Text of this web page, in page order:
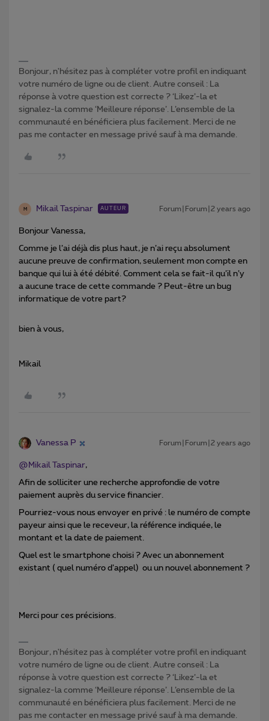
Bonjour, n'hésitez pas à compléter votre profil en indiquant
votre numéro de ligne ou de client. Autre conseil : La
réponse à votre question est correcte ? ‘Likez’-la et
signalez-la comme ‘Meilleure réponse’. L’ensemble de la
communauté en bénéficiera plus facilement. Merci de ne
pas me contacter en message privé sauf à ma demande.
M Mikail Taspinar AUTEUR Forum|Forum|2 years ago
Bonjour Vanessa,
Comme je l’ai déjà dis plus haut, je n’ai reçu absolument
aucune preuve de confirmation, seulement mon compte en
banque qui lui à été débité. Comment cela se fait-il qu’il n’y
a aucune trace de cette commande ? Peut-être un bug
informatique de votre part?
bien à vous,
Mikail
Vanessa P Forum|Forum|2 years ago
@Mikail Taspinar,
Afin de solliciter une recherche approfondie de votre
paiement auprès du service financier.
Pourriez-vous nous envoyer en privé : le numéro de compte
payeur ainsi que le receveur, la référence indiquée, le
montant et la date de paiement.
Quel est le smartphone choisi ? Avec un abonnement
existant ( quel numéro d’appel) ou un nouvel abonnement ?
Merci pour ces précisions.
Bonjour, n'hésitez pas à compléter votre profil en indiquant
votre numéro de ligne ou de client. Autre conseil : La
réponse à votre question est correcte ? ‘Likez’-la et
signalez-la comme ‘Meilleure réponse’. L’ensemble de la
communauté en bénéficiera plus facilement. Merci de ne
pas me contacter en message privé sauf à ma demande.